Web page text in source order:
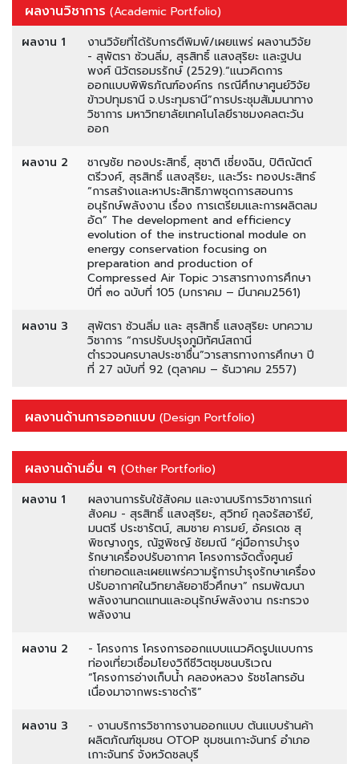
ผลงานวิชาการ (Academic Portfolio)
ผลงาน 1
งานวิจัยที่ได้รับการตีพิมพ์/เผยแพร่ ผลงานวิจัย
- สุพัตรา ซ้วนลิ่ม, สุรสิทธิ์ แสงสุริยะ และฐปน
พงศ์ นิวัตรอมรรักษ์ (2529).“แนวคิดการ
ออกแบบพิพิธภัณฑ์องค์กร กรณีศึกษาศูนย์วิจัย
ข้าวปทุมธานี จ.ประทุมธานี”การประชุมสัมมนาทาง
วิชาการ มหาวิทยาลัยเทคโนโลยีราชมงคลตะวัน
ออก
ผลงาน 2
ชาญชัย ทองประสิทธิ์, สุชาติ เซี่ยงฉิน, ปิติณัตต์
ตรีวงศ์, สุรสิทธิ์ แสงสุริยะ, และวีระ ทองประสิทธ์
“การสร้างและหาประสิทธิภาพชุดการสอนการ
อนุรักษ์พลังงาน เรื่อง การเตรียมและการผลิตลม
อัด” The development and efficiency
evolution of the instructional module on
energy conservation focusing on
preparation and production of
Compressed Air Topic วารสารทางการศึกษา
ปีที่ ๓๐ ฉบับที่ 105 (มกราคม – มีนาคม2561)
ผลงาน 3
สุพัตรา ซ้วนลิ่ม และ สุรสิทธิ์ แสงสุริยะ บทความ
วิชาการ “การปรับปรุงภูมิทัศน์สถานี
ตำรวจนครบาลประชาชื่น”วารสารทางการศึกษา ปี
ที่ 27 ฉบับที่ 92 (ตุลาคม – ธันวาคม 2557)
ผลงานด้านการออกแบบ (Design Portfolio)
ผลงานด้านอื่น ๆ (Other Portforlio)
ผลงาน 1
ผลงานการรับใช้สังคม และงานบริการวิชาการแก่
สังคม - สุรสิทธิ์ แสงสุริยะ, สุวิทย์ กุลจรัสอารีย์,
มนตรี ประชารัตน์, สมชาย คารมย์, อัครเดช สุ
พิชญางกูร, ณัฐพิชญ์ ชัยมณี “คู่มือการบำรุง
รักษาเครื่องปรับอากาศ โครงการจัดตั้งศูนย์
ถ่ายทอดและเผยแพร่ความรู้การบำรุงรักษาเครื่อง
ปรับอากาศในวิทยาลัยอาชีวศึกษา” กรมพัฒนา
พลังงานทดแทนและอนุรักษ์พลังงาน กระทรวง
พลังงาน
ผลงาน 2
- โครงการ โครงการออกแบบแนวคิดรูปแบบการ
ท่องเที่ยวเชื่อมโยงวิถีชีวิตชุมชนบริเวณ
“โครงการอ่างเก็บน้ำ คลองหลวง รัชชโลทรอัน
เนื่องมาจากพระราชดำริ”
ผลงาน 3
- งานบริการวิชาการงานออกแบบ ต้นแบบร้านค้า
ผลิตภัณฑ์ชุมชน OTOP ชุมชนเกาะจันทร์ อำเภอ
เกาะจันทร์ จังหวัดชลบุรี